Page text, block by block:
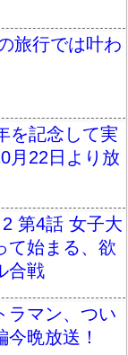
旅行では叶わ
を記念して実
22日より放
2 第4話 女子大
て始まる、欲
合戦
ラマン、つい
晩放送！